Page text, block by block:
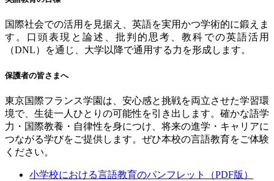
国際社会での活用を見据え、英語を実用かつ学術的に鍛えま
す。口頭表現と論述、批判的思考、教科での英語活用
（DNL）を通じ、大学以降で通用する力を形成します。
保護者の皆さまへ
東京国際フランス学園は、安心感と挑戦を両立させた学習環
境で、生徒一人ひとりの可能性を引き出します。確かな語学
力・国際教養・自律性を身につけ、将来の進学・キャリアに
つながる学びをご提供します。ぜひ本校の言語教育をご体験
ください。
小学校における言語教育のパンフレット（PDF版）